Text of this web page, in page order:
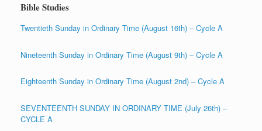
Bible Studies
Twentieth Sunday in Ordinary Time (August 16th) – Cycle A
Nineteenth Sunday in Ordinary Time (August 9th) – Cycle A
Eighteenth Sunday in Ordinary Time (August 2nd) – Cycle A
SEVENTEENTH SUNDAY IN ORDINARY TIME (July 26th) –
CYCLE A